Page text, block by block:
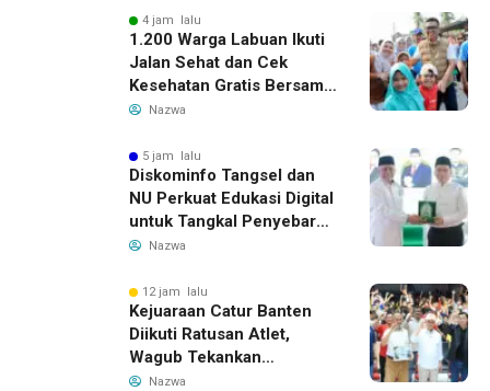
4 jam lalu
1.200 Warga Labuan Ikuti
Jalan Sehat dan Cek
Kesehatan Gratis Bersama
Gubernur Banten
Nazwa
5 jam lalu
Diskominfo Tangsel dan
NU Perkuat Edukasi Digital
untuk Tangkal Penyebaran
Hoaks
Nazwa
12 jam lalu
Kejuaraan Catur Banten
Diikuti Ratusan Atlet,
Wagub Tekankan
Pembinaan Dini
Nazwa